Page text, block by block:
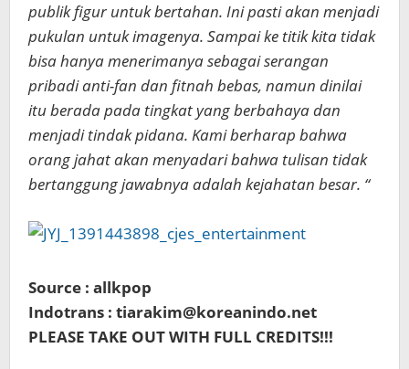
publik figur untuk bertahan. Ini pasti akan menjadi
pukulan untuk imagenya. Sampai ke titik kita tidak
bisa hanya menerimanya sebagai serangan
pribadi anti-fan dan fitnah bebas, namun dinilai
itu berada pada tingkat yang berbahaya dan
menjadi tindak pidana. Kami berharap bahwa
orang jahat akan menyadari bahwa tulisan tidak
bertanggung jawabnya adalah kejahatan besar. “
Source : allkpop
Indotrans : tiarakim@koreanindo.net
PLEASE TAKE OUT WITH FULL CREDITS!!!